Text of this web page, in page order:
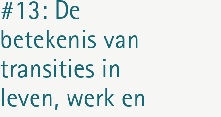
#13: De
betekenis van
transities in
leven, werk en